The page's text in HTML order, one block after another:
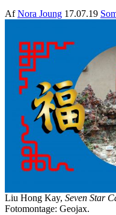
AfNora Joung 17.07.19
Liu Hong Kay, Seven Star
Fotomontage: Geojax.